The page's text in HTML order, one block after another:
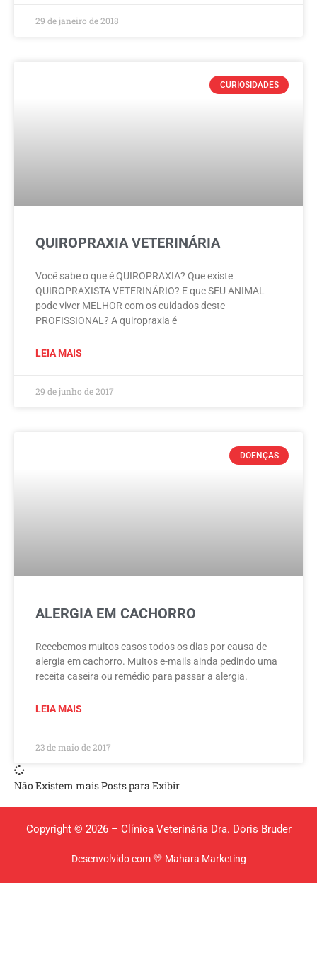
29 de janeiro de 2018
CURIOSIDADES
QUIROPRAXIA VETERINÁRIA
Você sabe o que é QUIROPRAXIA? Que existe
QUIROPRAXISTA VETERINÁRIO? E que SEU ANIMAL
pode viver MELHOR com os cuidados deste
PROFISSIONAL? A quiropraxia é
LEIA MAIS
29 de junho de 2017
DOENÇAS
ALERGIA EM CACHORRO
Recebemos muitos casos todos os dias por causa de
alergia em cachorro. Muitos e-mails ainda pedindo uma
receita caseira ou remédio para passar a alergia.
LEIA MAIS
23 de maio de 2017
Não Existem mais Posts para Exibir
Copyright © 2026 – Clínica Veterinária Dra. Dóris Bruder
Desenvolvido com 💛 Mahara Marketing